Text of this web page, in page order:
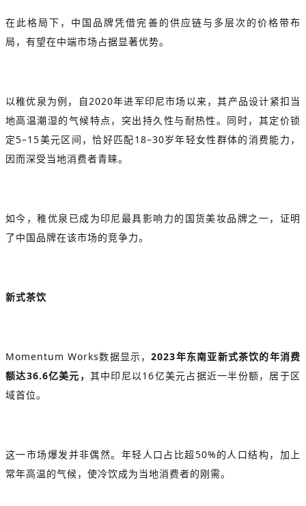
在此格局下，中国品牌凭借完善的供应链与多层次的价格带布
局，有望在中端市场占据显著优势。
以稚优泉为例，自2020年进军印尼市场以来，其产品设计紧扣当
地高温潮湿的气候特点，突出持久性与耐热性。同时，其定价锁
定5–15美元区间，恰好匹配18–30岁年轻女性群体的消费能力，
因而深受当地消费者青睐。
如今，稚优泉已成为印尼最具影响力的国货美妆品牌之一，证明
了中国品牌在该市场的竞争力。
新式茶饮
Momentum Works数据显示，2023年东南亚新式茶饮的年消费
额达36.6亿美元， 其中印尼以16亿美元占据近一半份额，居于区
域首位。
这一市场爆发并非偶然。年轻人口占比超50%的人口结构，加上
常年高温的气候，使冷饮成为当地消费者的刚需。